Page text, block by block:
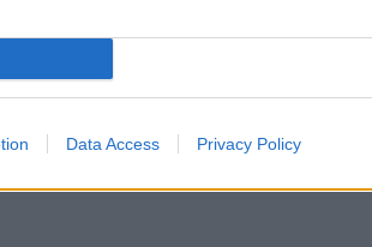
Data Access Privacy Policy
τρανς στη Ρωσία - Η
που της έκαναν
- Πότε άλλαξε τη ζωή